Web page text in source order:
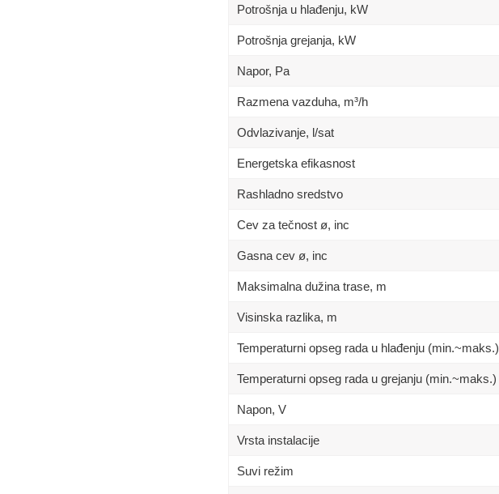
Potrošnja u hlađenju, kW
Potrošnja grejanja, kW
Napor, Pa
Razmena vazduha, m³/h
Odvlazivanje, l/sat
Energetska efikasnost
Rashladno sredstvo
Cev za tečnost ø, inc
Gasna cev ø, inc
Maksimalna dužina trase, m
Visinska razlika, m
Temperaturni opseg rada u hlađenju (min.~maks.)
Temperaturni opseg rada u grejanju (min.~maks.)
Napon, V
Vrsta instalacije
Suvi režim